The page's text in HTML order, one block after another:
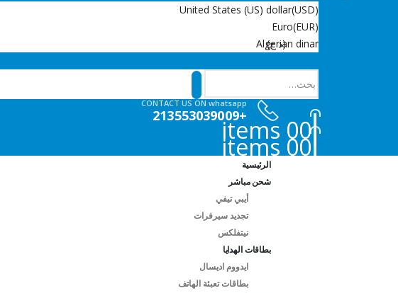
United States (US) dollar(USD)
Euro(EUR)
Algerian dinar
(د.ج)
CONTACT US ON whatsapp
+213553039009 00 items
00 items
الرئيسية
شحن مباشر
أيبي تيفي
تجديد سيرفرات
نيتفلكس
بطاقات الهدايا
ايدووم اديسال
بطاقات تعبئة الهاتف